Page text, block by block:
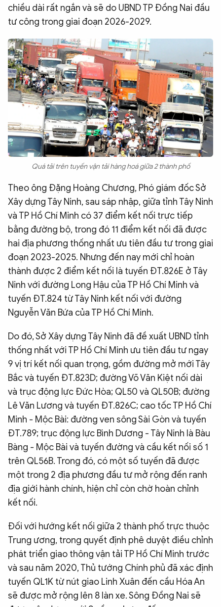
chiều dài rất ngắn và sẽ do UBND TP Đồng Nai đầu
tư công trong giai đoạn 2026-2029.
Quá tải trên tuyến vận tải hàng hoá giữa 2 thành phố
Theo ông Đặng Hoàng Chương, Phó giám đốc Sở
Xây dựng Tây Ninh, sau sáp nhập, giữa tỉnh Tây Ninh
và TP Hồ Chí Minh có 37 điểm kết nối trực tiếp
bằng đường bộ, trong đó 11 điểm kết nối đã được
hai địa phương thống nhất ưu tiên đầu tư trong giai
đoạn 2023-2025. Nhưng đến nay mới chỉ hoàn
thành được 2 điểm kết nối là tuyến ĐT.826E ở Tây
Ninh với đường Long Hậu của TP Hồ Chí Minh và
tuyến ĐT.824 từ Tây Ninh kết nối với đường
Nguyễn Văn Bứa của TP Hồ Chí Minh.
Do đó, Sở Xây dựng Tây Ninh đã đề xuất UBND tỉnh
thống nhất với TP Hồ Chí Minh ưu tiên đầu tư ngay
9 vị trí kết nối quan trọng, gồm đường mở mới Tây
Bắc và tuyến ĐT.823D; đường Võ Văn Kiệt nối dài
và trục động lực Đức Hòa; QL50 và QL50B; đường
Lê Văn Lương và tuyến ĐT.826C; cao tốc TP Hồ Chí
Minh - Mộc Bài: đường ven sông Sài Gòn và tuyến
ĐT.789; trục động lực Bình Dương - Tây Ninh là Bàu
Bàng - Mộc Bài và tuyến đường và cầu kết nối số 1
trên QL56B. Trong đó, có một số tuyến đã được
một trong 2 địa phương đầu tư mở rộng đến ranh
địa giới hành chính, hiện chỉ còn chờ hoàn chỉnh
kết nối.
Đối với hướng kết nối giữa 2 thành phố trực thuộc
Trung ương, trong quyết định phê duyệt điều chỉnh
phát triển giao thông vận tải TP Hồ Chí Minh trước
và sau năm 2020, Thủ tướng Chính phủ đã xác định
tuyến QL1K từ nút giao Linh Xuân đến cầu Hóa An
sẽ được mở rộng lên 8 làn xe. Sông Đồng Nai sẽ